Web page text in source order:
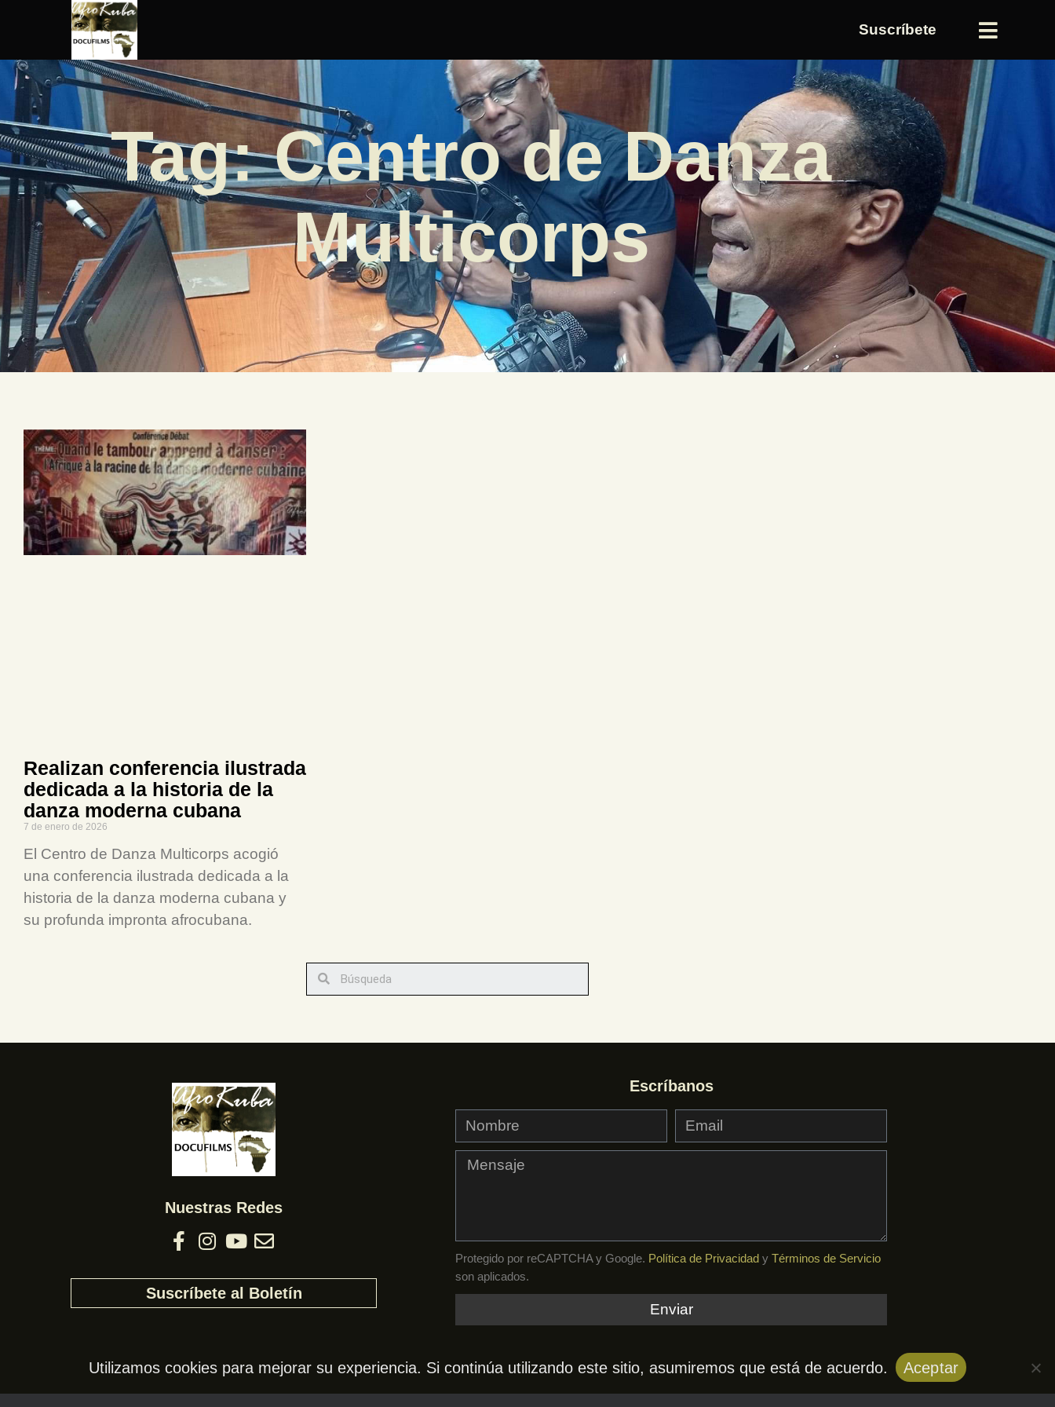
Suscríbete
Tag: Centro de Danza
Multicorps
Realizan conferencia ilustrada
dedicada a la historia de la
danza moderna cubana
7 de enero de 2026
El Centro de Danza Multicorps acogió
una conferencia ilustrada dedicada a la
historia de la danza moderna cubana y
su profunda impronta afrocubana.
Nuestras Redes
Suscríbete al Boletín
Escríbanos
Protegido por reCAPTCHA y Google. Política de Privacidad y Términos de Servicio
son aplicados.
Enviar
© AfroKuba, 2026. Todos los derechos reservados.
Utilizamos cookies para mejorar su experiencia. Si continúa utilizando este sitio, asumiremos que está de acuerdo. Aceptar